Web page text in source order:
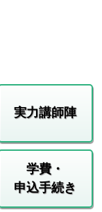
実力講師陣
学費・
申込手続き